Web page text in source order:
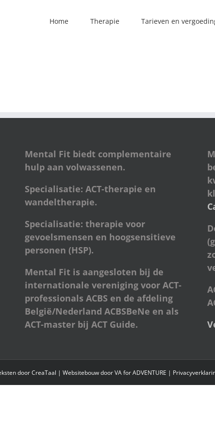
Home Therapie Tarieven en
Mental Fit biedt complementaire
hulp aan volwassenen.
Specialisatie: ACT-therapie en
wandeltherapie.
Specialisatie: therapie voor
gevoelsmensen en hoogsensitieve
personen (HSP).
Mental Fit is aangesloten bij de
internationale vereniging voor ACT-
professionals ACBS en de afdeling
België/Nederland ACBSBeNe en als
ACT-master bij ACT Guide.
doorCreaTaal | Websitebouw doorVA for ADVENTURE |